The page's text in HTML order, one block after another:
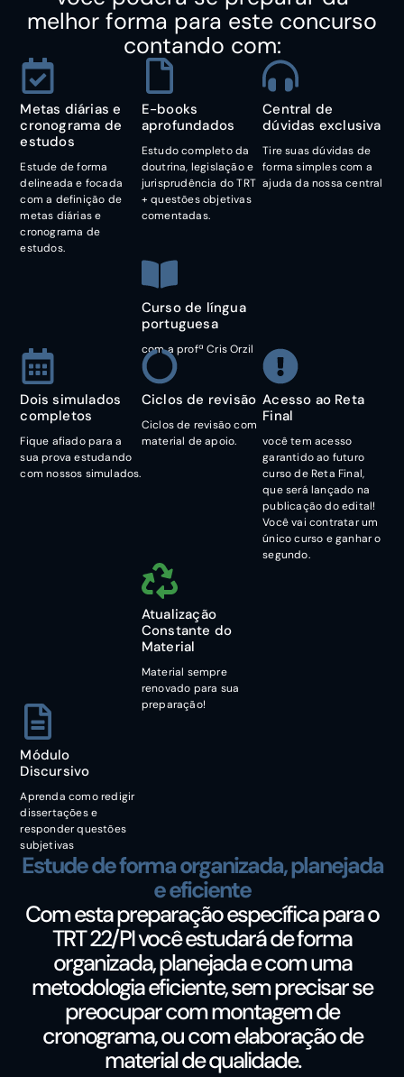
melhor forma para este concurso
contando com:
Metas diárias e
cronograma de
estudos
Estude de forma
delineada e focada
com a definição de
metas diárias e
cronograma de
estudos.
E-books
aprofundados
Estudo completo da
doutrina, legislação e
jurisprudência do TRT
+ questões objetivas
comentadas.
Central de
dúvidas exclusiva
Tire suas dúvidas de
forma simples com a
ajuda da nossa central
Curso de língua
portuguesa
com a profª Cris Orzil
Dois simulados
completos
Fique afiado para a
sua prova estudando
com nossos simulados.
Ciclos de revisão
Ciclos de revisão com
material de apoio.
Acesso ao Reta
Final
você tem acesso
garantido ao futuro
curso de Reta Final,
que será lançado na
publicação do edital!
Você vai contratar um
único curso e ganhar o
segundo.
Atualização
Constante do
Material
Material sempre
renovado para sua
preparação!
Módulo
Discursivo
Aprenda como redigir
dissertações e
responder questões
subjetivas
Estude de forma organizada, planejada
e eficiente
Com esta preparação específica para o
TRT 22/PI você estudará de forma
organizada, planejada e com uma
metodologia eficiente, sem precisar se
preocupar com montagem de
cronograma, ou com elaboração de
material de qualidade.